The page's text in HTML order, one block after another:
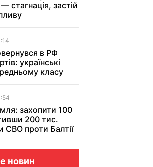
— стагнація, застій
в РФ
українські
класу
захопити 100
200 тис.
СВО проти Балтії
новин